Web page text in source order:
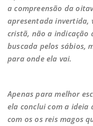
a compreensão da
apresentada invertida,
cristã, não a indicação
buscada pelos sábios,
para onde ela vai.
Apenas para melhor
ela conclui com a ideia
com os os reis magos